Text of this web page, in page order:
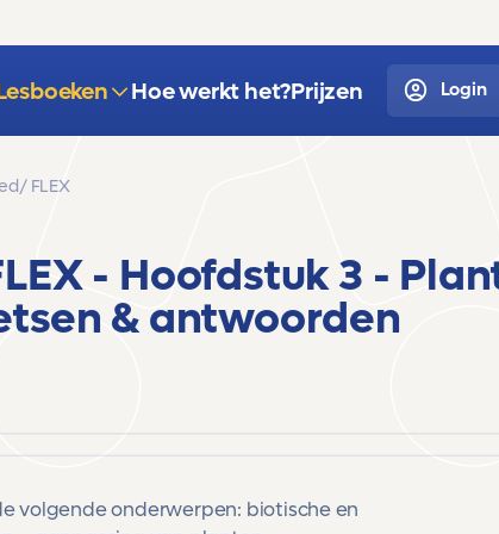
Hoe werkt het?Prijzen Login
FLEX
- Hoofdstuk 3 -
& antwoorden
volgende onderwerpen: biotische en